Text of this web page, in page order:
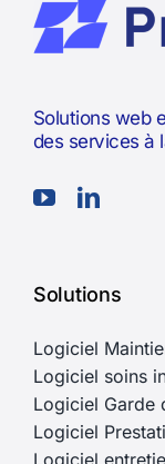
Solutions web
des services à
Solutions
Logiciel
Logiciel soins
Logiciel Garde
Logiciel